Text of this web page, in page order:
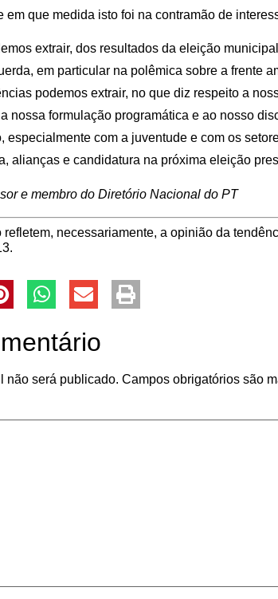
em que medida isto foi na contramão de
extrair, dos resultados da eleição
em particular na polêmica sobre a frente
podemos extrair, no que diz respeito a
nossa formulação programática e ao nosso
especialmente com a juventude e com os
alianças e candidatura na próxima eleição
e membro do Diretório Nacional do PT
refletem, necessariamente, a opinião da
não será publicado. Campos obrigatórios são